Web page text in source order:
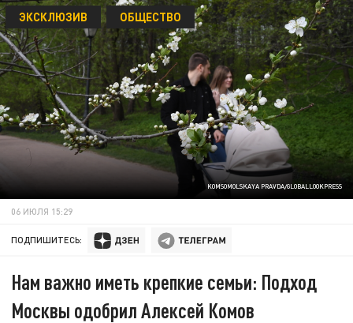
KOMSOMOLSKAYA PRAVDA/GLOBALLOOKPRESS
ЭКСКЛЮЗИВ ОБЩЕСТВО
06 ИЮЛЯ 15:29
ПОДПИШИТЕСЬ:
Нам важно иметь крепкие семьи: Подход
Москвы одобрил Алексей Комов